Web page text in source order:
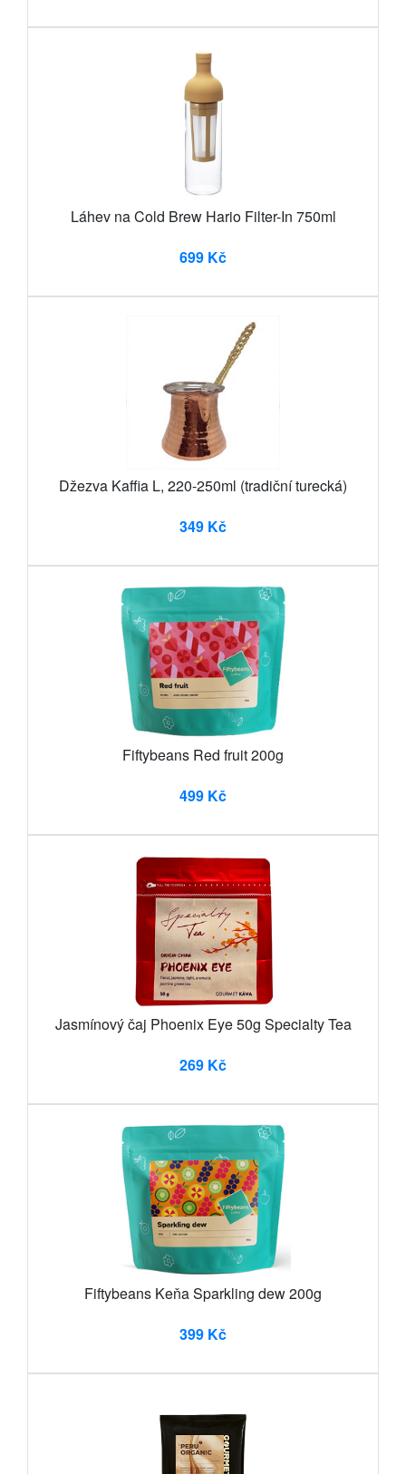
Láhev na Cold Brew Hario Filter-In 750ml
699 Kč
Džezva Kaffia L, 220-250ml (tradiční turecká)
349 Kč
Fiftybeans Red fruit 200g
499 Kč
Jasmínový čaj Phoenix Eye 50g Specialty Tea
269 Kč
Fiftybeans Keňa Sparkling dew 200g
399 Kč